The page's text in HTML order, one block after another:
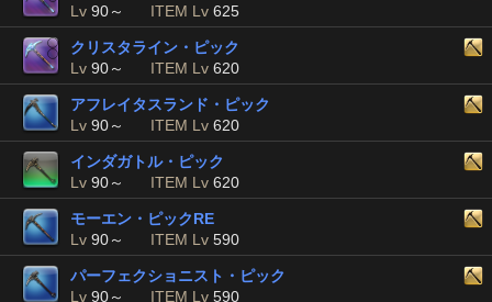
Lv 90～ ITEM Lv 625
クリスタライン・ピック
Lv 90～ ITEM Lv 620
アフレイタスランド・ピック
Lv 90～ ITEM Lv 620
インダガトル・ピック
Lv 90～ ITEM Lv 620
モーエン・ピックRE
Lv 90～ ITEM Lv 590
パーフェクショニスト・ピック
Lv 90～ ITEM Lv 590